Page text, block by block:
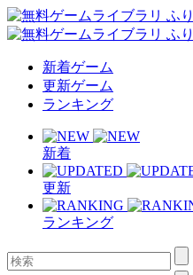
新着ゲーム
更新ゲーム
ランキング
新着
更新
ランキング